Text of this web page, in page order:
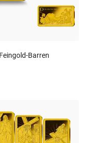
Barren